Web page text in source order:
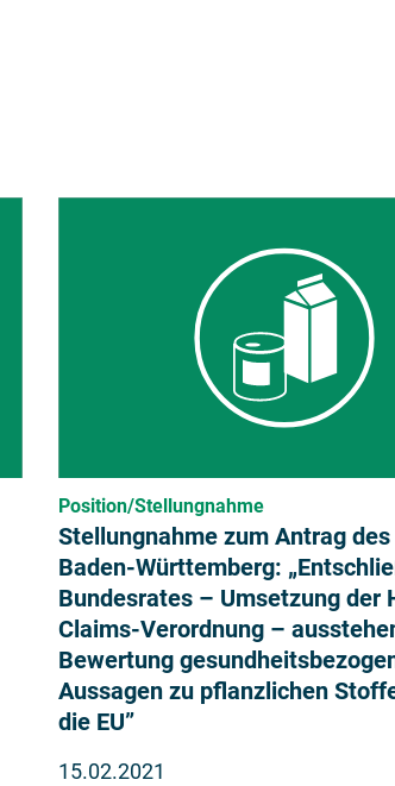
Position/Stellungnahme
Stellungnahme zum Antrag
Baden-Württemberg:
Bundesrates – Umsetzung der
Claims-Verordnung –
Bewertung
Aussagen zu pflanzlichen
die EU”
15.02.2021